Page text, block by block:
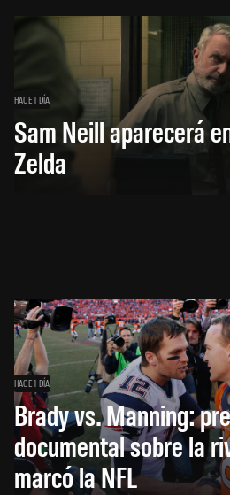
HACE 1 DÍA
Sam Neill aparecerá
Zelda
HACE 1 DÍA
Brady vs. Manning:
documental sobre la
marcó la NFL